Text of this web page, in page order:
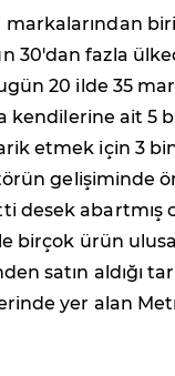
30'dan fazla
20 ilde 35
kendilerine ait 5
etmek için 3
gelişiminde
abartmış
birçok ürün
satın aldığı
yer alan